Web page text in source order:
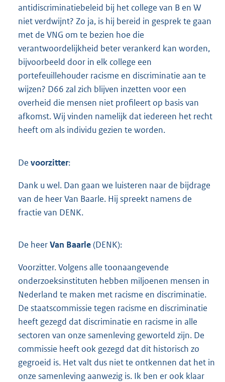
antidiscriminatiebeleid bij het college van B en W
niet verdwijnt? Zo ja, is hij bereid in gesprek te gaan
met de VNG om te bezien hoe die
verantwoordelijkheid beter verankerd kan worden,
bijvoorbeeld door in elk college een
portefeuillehouder racisme en discriminatie aan te
wijzen? D66 zal zich blijven inzetten voor een
overheid die mensen niet profileert op basis van
afkomst. Wij vinden namelijk dat iedereen het recht
heeft om als individu gezien te worden.
De voorzitter:
Dank u wel. Dan gaan we luisteren naar de bijdrage
van de heer Van Baarle. Hij spreekt namens de
fractie van DENK.
De heerVan Baarle(DENK):
Voorzitter. Volgens alle toonaangevende
onderzoeksinstituten hebben miljoenen mensen in
Nederland te maken met racisme en discriminatie.
De staatscommissie tegen racisme en discriminatie
heeft gezegd dat discriminatie en racisme in alle
sectoren van onze samenleving geworteld zijn. De
commissie heeft ook gezegd dat dit historisch zo
gegroeid is. Het valt dus niet te ontkennen dat het in
onze samenleving aanwezig is. Ik ben er ook klaar